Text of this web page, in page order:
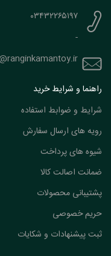
۰۳۴۳۲۲۶۵۱۹۷
-
راهنما و شرایط خرید
شرایط و ضوابط استفاده
رویه های ارسال سفارش
شیوه های پرداخت
ضمانت اصالت کالا
پشتیبانی محصولات
حریم خصوصی
ثبت پیشنهادات و شکایات